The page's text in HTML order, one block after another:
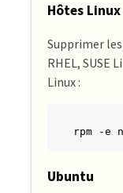
Hôtes Linux
Supprimer
RHEL, SUSE
Linux :
rpm -e
Ubuntu